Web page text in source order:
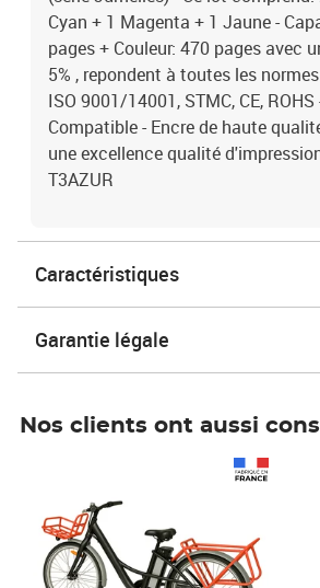
Cyan + 1 Magenta + 1 Jaune -
pages + Couleur: 470 pages avec
5% , repondent à toutes les
ISO 9001/14001, STMC, CE, ROHS
Compatible - Encre de haute
une excellence qualité
T3AZUR
Caractéristiques
Garantie légale
Nos clients ont aussi